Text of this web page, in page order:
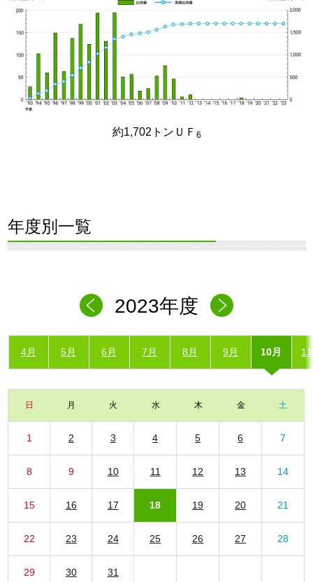
約1,702トンＵＦ 6
年度別一覧
2023年度
4月 5月 6月 7月 8月 9月 10月
日 月 火 水 木 金 土
1 2 3 4 5 6 7
8 9 10 11 12 13 14
15 16 17 18 19 20 21
22 23 24 25 26 27 28
29 30 31